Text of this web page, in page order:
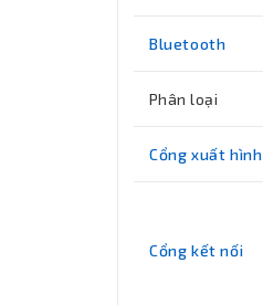
Bluetooth
Phân loại
Cổng xuất hình
Cổng kết nối